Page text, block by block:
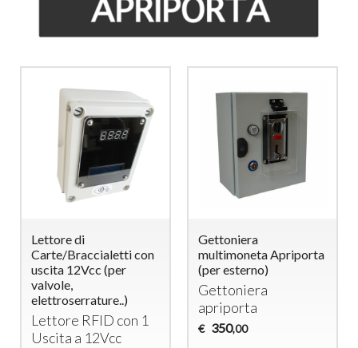
Lettore di
Carte/Braccialetti con
uscita 12Vcc (per
valvole,
elettroserrature..)
Lettore RFID con 1
Uscita a 12Vcc
Gettoniera
multimoneta Apriporta
(per esterno)
Gettoniera
apriporta
€ 350,00